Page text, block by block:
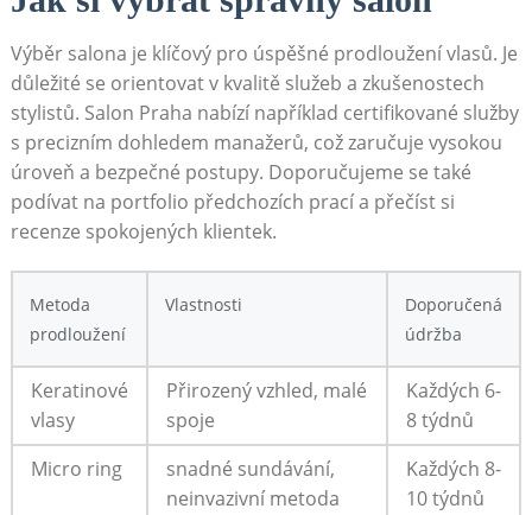
Výběr salona je klíčový pro úspěšné prodloužení vlasů. Je
důležité se orientovat v kvalitě služeb a zkušenostech
stylistů. Salon Praha nabízí například certifikované služby
s precizním dohledem manažerů, což zaručuje vysokou
úroveň a bezpečné postupy. Doporučujeme se také
podívat na portfolio předchozích prací a přečíst si
recenze spokojených klientek.
Metoda
prodloužení
Vlastnosti
Doporučená
údržba
Keratinové
vlasy
Přirozený vzhled, malé
spoje
Každých 6-
8 týdnů
Micro ring
snadné sundávání,
neinvazivní metoda
Každých 8-
10 týdnů